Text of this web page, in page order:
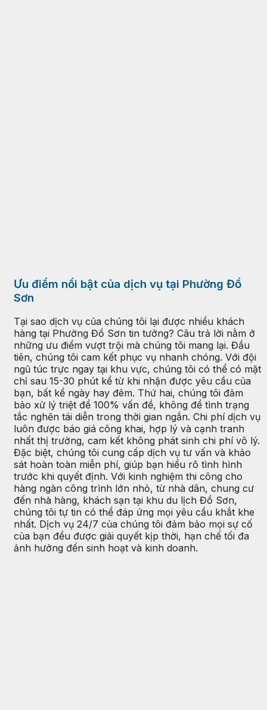
Ưu điểm nổi bật của dịch vụ tại Phường Đồ
Sơn
Tại sao dịch vụ của chúng tôi lại được nhiều khách
hàng tại Phường Đồ Sơn tin tưởng? Câu trả lời nằm ở
những ưu điểm vượt trội mà chúng tôi mang lại. Đầu
tiên, chúng tôi cam kết phục vụ nhanh chóng. Với đội
ngũ túc trực ngay tại khu vực, chúng tôi có thể có mặt
chỉ sau 15-30 phút kể từ khi nhận được yêu cầu của
bạn, bất kể ngày hay đêm. Thứ hai, chúng tôi đảm
bảo xử lý triệt để 100% vấn đề, không để tình trạng
tắc nghẽn tái diễn trong thời gian ngắn. Chi phí dịch vụ
luôn được báo giá công khai, hợp lý và cạnh tranh
nhất thị trường, cam kết không phát sinh chi phí vô lý.
Đặc biệt, chúng tôi cung cấp dịch vụ tư vấn và khảo
sát hoàn toàn miễn phí, giúp bạn hiểu rõ tình hình
trước khi quyết định. Với kinh nghiệm thi công cho
hàng ngàn công trình lớn nhỏ, từ nhà dân, chung cư
đến nhà hàng, khách sạn tại khu du lịch Đồ Sơn,
chúng tôi tự tin có thể đáp ứng mọi yêu cầu khắt khe
nhất. Dịch vụ 24/7 của chúng tôi đảm bảo mọi sự cố
của bạn đều được giải quyết kịp thời, hạn chế tối đa
ảnh hưởng đến sinh hoạt và kinh doanh.